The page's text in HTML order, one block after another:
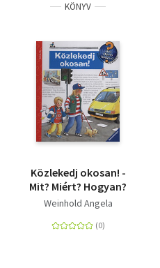
KÖNYV
Közlekedj okosan! -
Mit? Miért? Hogyan?
Weinhold Angela